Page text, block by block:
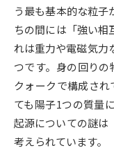
大
大学で学べる内容
新増設大学・学部・学科
う最も基本的な粒子
ちの間には「強い相
れは重力や電磁気力
つです。身の回り
クォークで構成さ
ても陽子1つの質量
起源についての謎は
考えられています。